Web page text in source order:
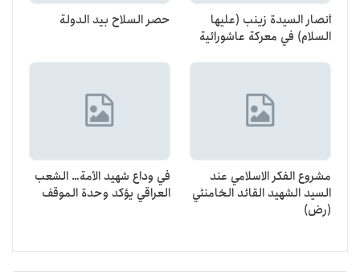
أنصار السيدة زينب (عليها
السلام) في معركة عاشورائية
حصر السلاح بيد الدولة
مشروع الفكر الاسلامي عند
السيد الشهيد القائد الخامنئي
(رض)
في وداع شهيد الأمة… الشعب
العراقي يؤكد وحدة الموقف